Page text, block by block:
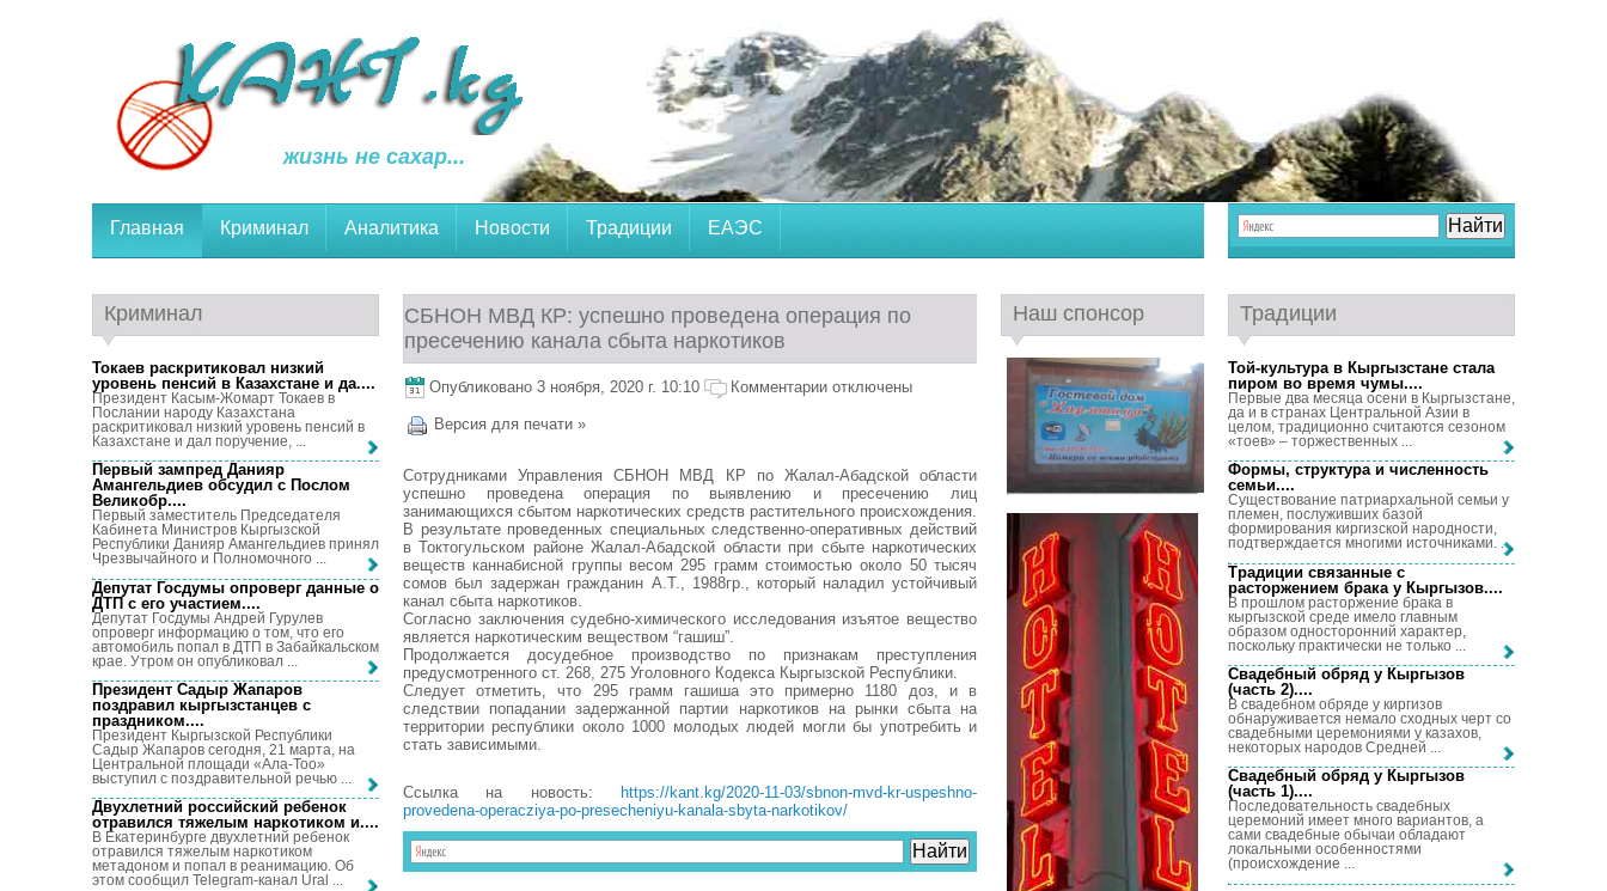
жизнь не сахар...
Главная Криминал Аналитика Новости Традиции ЕАЭС
СБНОН МВД КР: успешно проведена операция по
пресечению канала сбыта наркотиков
Опубликовано 3 ноября, 2020 г. 10:10 Комментарии отключены
Версия для печати »
Сотрудниками Управления СБНОН МВД КР по Жалал-Абадской области
успешно проведена операция по выявлению и пресечению лиц
занимающихся сбытом наркотических средств растительного происхождения.
В результате проведенных специальных следственно-оперативных действий
в Токтогульском районе Жалал-Абадской области при сбыте наркотических
веществ каннабисной группы весом 295 грамм стоимостью около 50 тысяч
сомов был задержан гражданин А.Т., 1988гр., который наладил устойчивый
канал сбыта наркотиков.
Согласно заключения судебно-химического исследования изъятое вещество
является наркотическим веществом “гашиш”.
Продолжается досудебное производство по признакам преступления
предусмотренного ст. 268, 275 Уголовного Кодекса Кыргызской Республики.
Следует отметить, что 295 грамм гашиша это примерно 1180 доз, и в
следствии попадании задержанной партии наркотиков на рынки сбыта на
территории республики около 1000 молодых людей могли бы употребить и
стать зависимыми.
Ссылка на новость:
https://kant.kg/2020-11-03/sbnon-mvd-kr-uspeshno-
provedena-operacziya-po-presecheniyu-kanala-sbyta-narkotikov/
Криминал
Токаев раскритиковал низкий
уровень пенсий в Казахстане и да....
Президент Касым-Жомарт Токаев в
Послании народу Казахстана
раскритиковал низкий уровень пенсий в
Казахстане и дал поручение, ...
Первый зампред Данияр
Амангельдиев обсудил с Послом
Великобр....
Первый заместитель Председателя
Кабинета Министров Кыргызской
Республики Данияр Амангельдиев принял
Чрезвычайного и Полномочного ...
Депутат Госдумы опроверг данные о
ДТП с его участием....
Депутат Госдумы Андрей Гурулев
опроверг информацию о том, что его
автомобиль попал в ДТП в Забайкальском
крае. Утром он опубликовал ...
Президент Садыр Жапаров
поздравил кыргызстанцев с
праздником....
Президент Кыргызской Республики
Садыр Жапаров сегодня, 21 марта, на
Центральной площади «Ала-Тоо»
выступил с поздравительной речью ...
Двухлетний российский ребенок
отравился тяжелым наркотиком и....
В Екатеринбурге двухлетний ребенок
отравился тяжелым наркотиком
метадоном и попал в реанимацию. Об
этом сообщил Telegram-канал Ural ...
Наш спонсор Традиции
Той-культура в Кыргызстане стала
пиром во время чумы....
Первые два месяца осени в Кыргызстане,
да и в странах Центральной Азии в
целом, традиционно считаются сезоном
«тоев» – торжественных ...
Формы, структура и численность
семьи....
Существование патриархальной семьи у
племен, послуживших базой
формирования киргизской народности,
подтверждается многими источниками. ...
Традиции связанные с
расторжением брака у Кыргызов....
В прошлом расторжение брака в
кыргызской среде имело главным
образом односторонний характер,
поскольку практически не только ...
Свадебный обряд у Кыргызов
(часть 2)....
В свадебном обряде у киргизов
обнаруживается немало сходных черт со
свадебными церемониями у казахов,
некоторых народов Средней ...
Свадебный обряд у Кыргызов
(часть 1)....
Последовательность свадебных
церемоний имеет много вариантов, а
сами свадебные обычаи обладают
локальными особенностями
(происхождение ...